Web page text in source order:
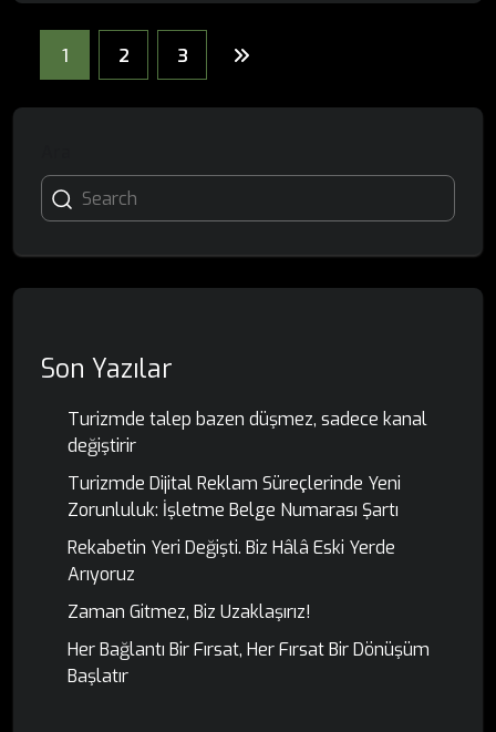
1 2 3
Son Yazılar
Turizmde talep bazen düşmez, sadece kanal
değiştirir
Turizmde Dijital Reklam Süreçlerinde Yeni
Zorunluluk: İşletme Belge Numarası Şartı
Rekabetin Yeri Değişti. Biz Hâlâ Eski Yerde
Arıyoruz
Zaman Gitmez, Biz Uzaklaşırız!
Her Bağlantı Bir Fırsat, Her Fırsat Bir Dönüşüm
Başlatır